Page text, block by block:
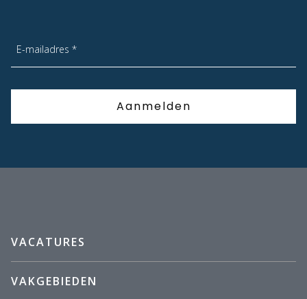
E-mailadres *
Aanmelden
VACATURES
VAKGEBIEDEN